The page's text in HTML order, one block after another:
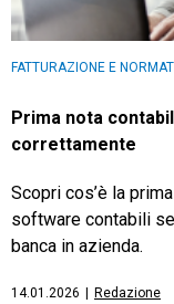
FATTURAZIONE E
Prima nota
correttamente
Scopri cos’è la
software contabili
banca in azienda.
14.01.2026 Redazione